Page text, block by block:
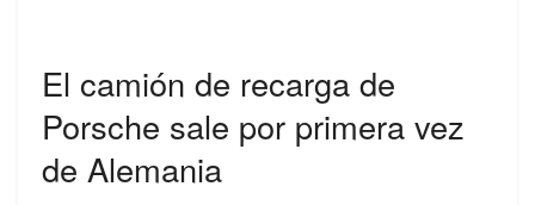
El camión de recarga de
Porsche sale por primera vez
de Alemania